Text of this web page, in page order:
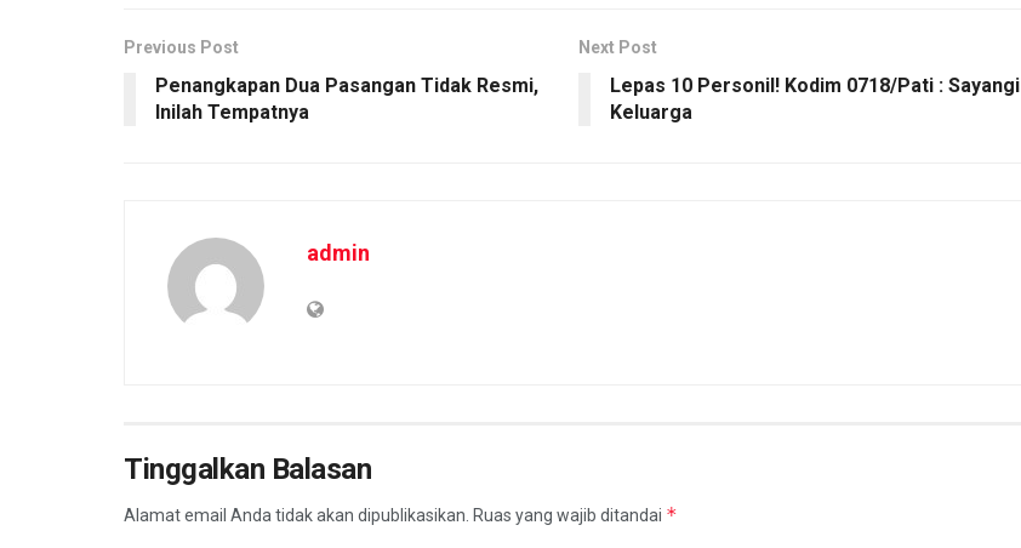
Previous Post
Penangkapan Dua Pasangan Tidak Resmi,
Inilah Tempatnya
Next Post
Lepas 10 Personil! Kodim 0718/Pati : Sayangi
Keluarga
admin
Tinggalkan Balasan
Alamat email Anda tidak akan dipublikasikan. Ruas yang wajib ditandai *